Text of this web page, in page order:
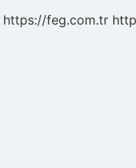
https://feg.com.tr